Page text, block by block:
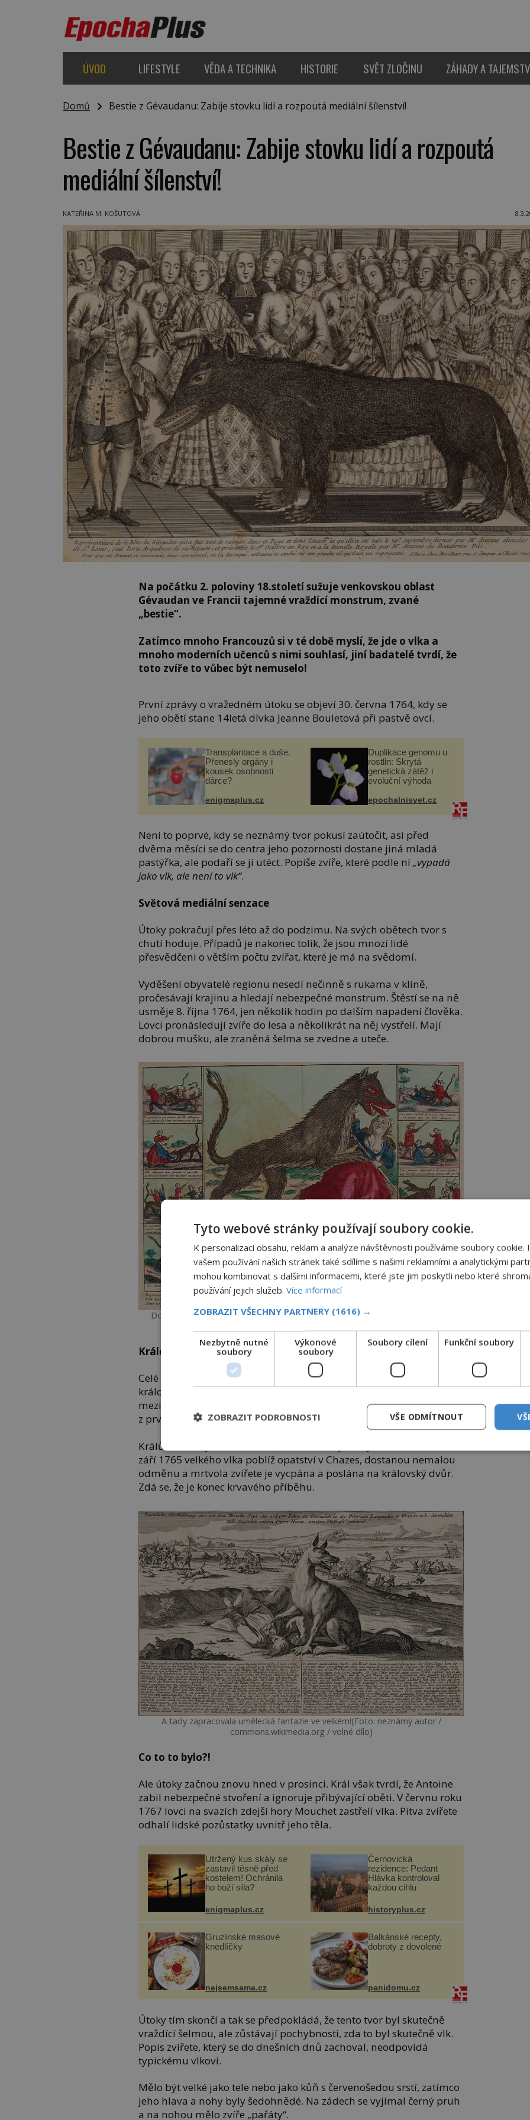
ÚVOD LIFESTYLE VĚDA A TECHNIKA HISTORIE SVĚT ZLOČINU ZÁHADY A
Domů Bestie z Gévaudanu: Zabije stovku lidí a rozpoutá mediální šílenství!
Bestie z Gévaudanu: Zabije stovku lidí a rozpoutá
mediální šílenství!
KATEŘINA M. KOŠUTOVÁ
Na počátku 2. poloviny 18.století sužuje venkovskou oblast
Gévaudan ve Francii tajemné vraždící monstrum, zvané
„bestie“.
Zatímco mnoho Francouzů si v té době myslí, že jde o vlka a
mnoho moderních učenců s nimi souhlasí, jiní badatelé tvrdí, že
toto zvíře to vůbec být nemuselo!
První zprávy o vražedném útoku se objeví 30. června 1764, kdy se
jeho obětí stane 14letá dívka Jeanne Bouletová při pastvě ovcí.
Transplantace a duše.
Přenesly orgány i
kousek osobnosti
dárce?
enigmaplus.cz
Duplikace genomu u
rostlin: Skrytá
genetická zátěž i
evoluční výhoda
epochalnisvet.cz
Není to poprvé, kdy se neznámý tvor pokusí zaútočit, asi před
dvěma měsíci se do centra jeho pozornosti dostane jiná mladá
pastýřka, ale podaří se jí utéct. Popíše zvíře, které podle ní„vypadá
jako vlk, ale není to vlk“.
Světová mediální senzace
Útoky pokračují přes léto až do podzimu. Na svých obětech tvor s
chutí hoduje. Případů je nakonec tolik, že jsou mnozí lidé
přesvědčeni o větším počtu zvířat, které je má na svědomí.
Vyděšení obyvatelé regionu nesedí nečinně s rukama v klíně,
pročesávají krajinu a hledají nebezpečné monstrum. Štěstí se na ně
usměje 8. října 1764, jen několik hodin po dalším napadení člověka.
Lovci pronásledují zvíře do lesa a několikrát na něj vystřelí. Mají
dobrou mušku, ale zraněná šelma se zvedne a uteče.
Dobové obrázky líčily řádění „bestie“ velmi sugestivně.(Foto: neznámý autor /
Královští lovci
Celé dění přiměje krále Ludvíka XV. (1710-1774), aby poslal na bestii
královské lovce a vypíše i odměnu. Příběh „bestie z Gévaudanu“ se
mezitím objevuje v novinách od Paříže po Boston a stává se jednou
z prvních mediálních senzací v historii.
Králův střelec jménem Francois Antoine a jeho synovec zastřelí 20.
září 1765 velkého vlka poblíž opatství v Chazes, dostanou nemalou
odměnu a mrtvola zvířete je vycpána a poslána na královský dvůr.
Zdá se, že je konec krvavého příběhu.
A tady zapracovala umělecká fantazie ve velkém!(Foto: neznámý autor /
commons.wikimedia.org / volné dílo)
Co to to bylo?!
Ale útoky začnou znovu hned v prosinci. Král však tvrdí, že Antoine
zabil nebezpečné stvoření a ignoruje přibývající oběti. V červnu roku
1767 lovci na svazích zdejší hory Mouchet zastřelí vlka. Pitva zvířete
odhalí lidské pozůstatky uvnitř jeho těla.
Utržený kus skály se
zastavil těsně před
kostelem! Ochránila
ho boží síla?
enigmaplus.cz
Černovická
rezidence: Pedant
Hlávka kontroloval
každou cihlu
historyplus.cz
Gruzínské masové
knedlíčky
nejsemsama.cz
Balkánské recepty,
dobroty z dovolené
panidomu.cz
Útoky tím skončí a tak se předpokládá, že tento tvor byl skutečně
vraždící šelmou, ale zůstávají pochybnosti, zda to byl skutečně vlk.
Popis zvířete, který se do dnešních dnů zachoval, neodpovídá
typickému vlkovi.
Mělo být velké jako tele nebo jako kůň s červenošedou srstí, zatímco
jeho hlava a nohy byly šedohnědé. Na zádech se vyjímal černý pruh
a na nohou mělo zvíře „pařáty“.
Tyto webové stránky používají soubory cookie.
K personalizaci obsahu, reklam a analýze návštěvnosti používáme soubory cookie.
vašem používání našich stránek také sdílíme s našimi reklamními a analytickými
mohou kombinovat s dalšími informacemi, které jste jim poskytli nebo které
používání jejich služeb. Více informací
ZOBRAZIT VŠECHNY PARTNERY (1616) →
Nezbytně nutné
soubory
Výkonové
soubory
Soubory cílení Funkční soubory
VŠE ODMÍTNOUT
ZOBRAZIT PODROBNOSTI